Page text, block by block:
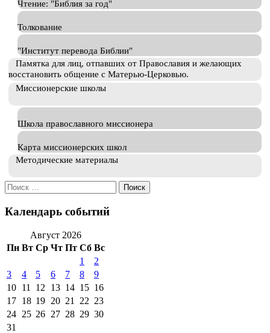
Чтение: "Библия за год"
Толкование
"Институт перевода Библии"
Памятка для лиц, отпавших от Православия и желающих
восстановить общение с Матерью-Церковью.
Миссионерские школы
Школа православного миссионера
Карта миссионерских школ
Методические материалы
Искать:
Календарь событий
Август 2026
Пн Вт Ср Чт Пт Сб Вс
1
2
3
4 5 6 7 8
9
10 11 12 13 14 15 16
17 18 19 20 21 22 23
24 25 26 27 28 29 30
31